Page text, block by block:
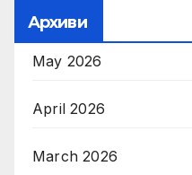
Архиви
May 2026
April 2026
March 2026